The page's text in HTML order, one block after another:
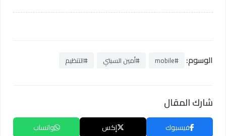
الوسوم: #mobile #أمين السبتي #التنظيم
شارك المقال
فيسبوك إكس واتساب